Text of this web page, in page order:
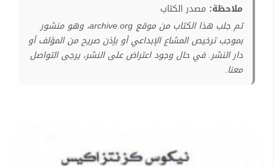
ملاحظة: مصدر الكتاب
تم جلب هذا الكتاب من موقع archive.org، وهو منشور
بموجب ترخيص المشاع الإبداعي أو بإذن صريح من المؤلف أو
دار النشر. في حال وجود اعتراض على النشر، يرجى التواصل
معنا.